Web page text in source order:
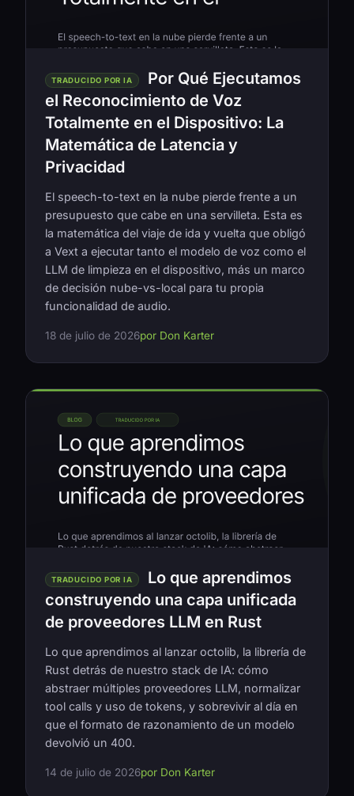
TRADUCIDO POR IA
Por Qué Ejecutamos
el Reconocimiento de Voz
Totalmente en el Dispositivo: La
Matemática de Latencia y
Privacidad
El speech-to-text en la nube pierde frente a un
presupuesto que cabe en una servilleta. Esta es
la matemática del viaje de ida y vuelta que obligó
a Vext a ejecutar tanto el modelo de voz como el
LLM de limpieza en el dispositivo, más un marco
de decisión nube-vs-local para tu propia
funcionalidad de audio.
18 de julio de 2026por Don Karter
TRADUCIDO POR IA
Lo que aprendimos
construyendo una capa unificada
de proveedores LLM en Rust
Lo que aprendimos al lanzar octolib, la librería de
Rust detrás de nuestro stack de IA: cómo
abstraer múltiples proveedores LLM, normalizar
tool calls y uso de tokens, y sobrevivir al día en
que el formato de razonamiento de un modelo
devolvió un 400.
14 de julio de 2026por Don Karter